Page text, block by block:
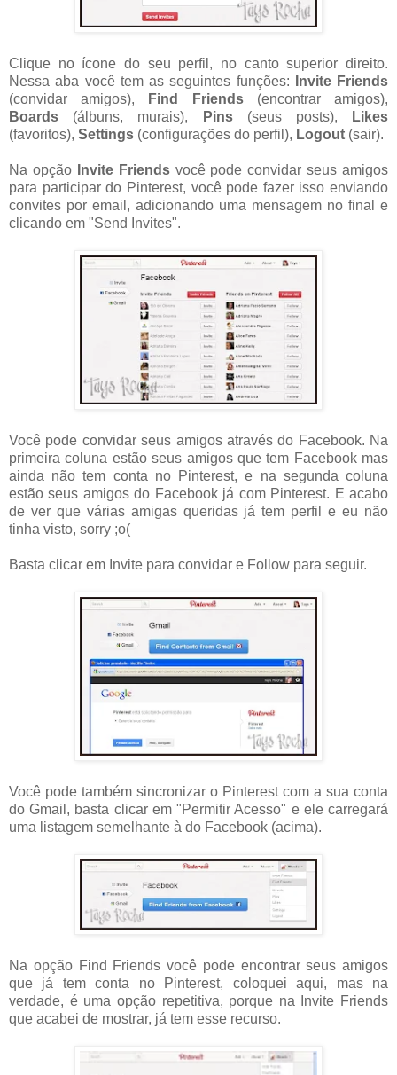
Clique no ícone do seu perfil, no canto superior direito.
Nessa aba você tem as seguintes funções:
Invite Friends
(convidar amigos),
Find Friends(encontrar amigos),
Boards (álbuns, murais), Pins(seus posts),
Likes
(favoritos), Settings (configurações do perfil), Logout (sair).
Na opção Invite Friendsvocê pode convidar seus amigos
para participar do Pinterest, você pode fazer isso enviando
convites por email, adicionando uma mensagem no final e
clicando em "Send Invites".
Você pode convidar seus amigos através do Facebook. Na
primeira coluna estão seus amigos que tem Facebook mas
ainda não tem conta no Pinterest, e na segunda coluna
estão seus amigos do Facebook já com Pinterest. E acabo
de ver que várias amigas queridas já tem perfil e eu não
tinha visto, sorry ;o(
Basta clicar em Invite para convidar e Follow para seguir.
Você pode também sincronizar o Pinterest com a sua conta
do Gmail, basta clicar em "Permitir Acesso" e ele carregará
uma listagem semelhante à do Facebook (acima).
Na opção Find Friends você pode encontrar seus amigos
que já tem conta no Pinterest, coloquei aqui, mas na
verdade, é uma opção repetitiva, porque na Invite Friends
que acabei de mostrar, já tem esse recurso.